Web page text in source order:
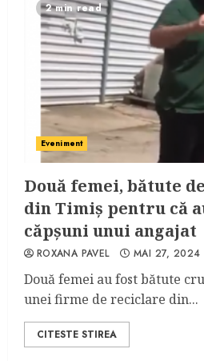
2 min read
Eveniment
Două femei, bătute
din Timiș pentru că
căpșuni unui angajat
ROXANA PAVEL MAI 27, 2024
Două femei au fost bătute
unei firme de reciclare din...
CITESTE STIREA